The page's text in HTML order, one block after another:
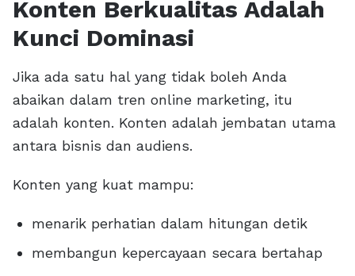
Konten Berkualitas Adalah
Kunci Dominasi
Jika ada satu hal yang tidak boleh Anda
abaikan dalam tren online marketing, itu
adalah konten. Konten adalah jembatan utama
antara bisnis dan audiens.
Konten yang kuat mampu:
menarik perhatian dalam hitungan detik
membangun kepercayaan secara bertahap